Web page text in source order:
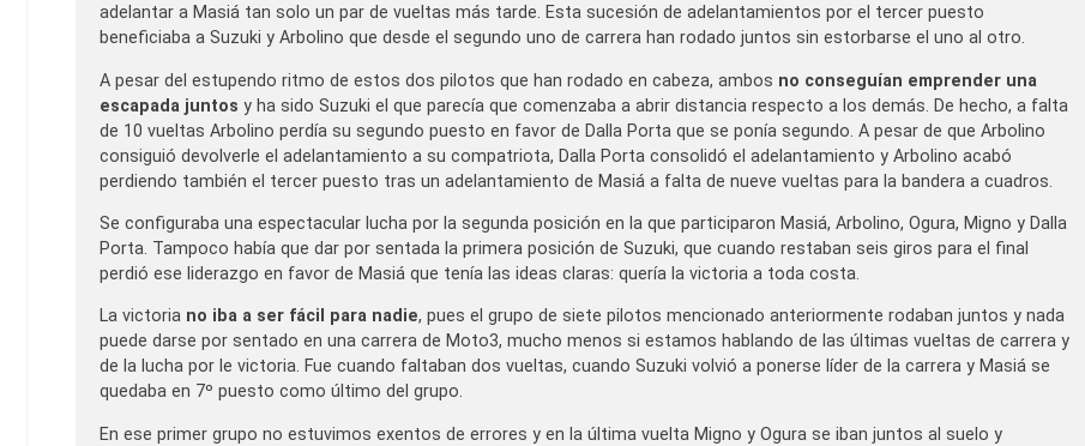
adelantar a Masiá tan solo un par de vueltas más tarde. Esta sucesión de adelantamientos por el tercer puesto
beneficiaba a Suzuki y Arbolino que desde el segundo uno de carrera han rodado juntos sin estorbarse el uno al otro.
A pesar del estupendo ritmo de estos dos pilotos que han rodado en cabeza, ambos no conseguían emprender una
escapada juntos y ha sido Suzuki el que parecía que comenzaba a abrir distancia respecto a los demás. De hecho, a falta
de 10 vueltas Arbolino perdía su segundo puesto en favor de Dalla Porta que se ponía segundo. A pesar de que Arbolino
consiguió devolverle el adelantamiento a su compatriota, Dalla Porta consolidó el adelantamiento y Arbolino acabó
perdiendo también el tercer puesto tras un adelantamiento de Masiá a falta de nueve vueltas para la bandera a cuadros.
Se configuraba una espectacular lucha por la segunda posición en la que participaron Masiá, Arbolino, Ogura, Migno y Dalla
Porta. Tampoco había que dar por sentada la primera posición de Suzuki, que cuando restaban seis giros para el final
perdió ese liderazgo en favor de Masiá que tenía las ideas claras: quería la victoria a toda costa.
La victoria no iba a ser fácil para nadie, pues el grupo de siete pilotos mencionado anteriormente rodaban juntos y nada
puede darse por sentado en una carrera de Moto3, mucho menos si estamos hablando de las últimas vueltas de carrera y
de la lucha por le victoria. Fue cuando faltaban dos vueltas, cuando Suzuki volvió a ponerse líder de la carrera y Masiá se
quedaba en 7º puesto como último del grupo.
En ese primer grupo no estuvimos exentos de errores y en la última vuelta Migno y Ogura se iban juntos al suelo y